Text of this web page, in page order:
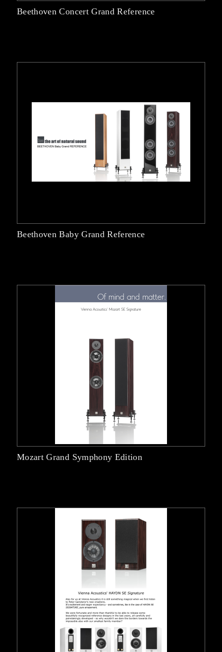
Beethoven Concert Grand Reference
Beethoven Baby Grand Reference
Mozart Grand Symphony Edition